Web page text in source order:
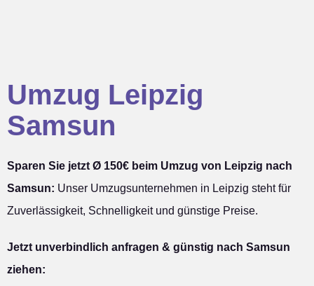
Umzug Leipzig
Samsun
Sparen Sie jetzt Ø 150€ beim Umzug von Leipzig nach
Samsun: Unser Umzugsunternehmen in Leipzig steht für
Zuverlässigkeit, Schnelligkeit und günstige Preise.
Jetzt unverbindlich anfragen & günstig nach Samsun
ziehen: